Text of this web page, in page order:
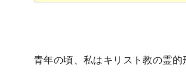
青年の頃、私はキリスト教の霊的